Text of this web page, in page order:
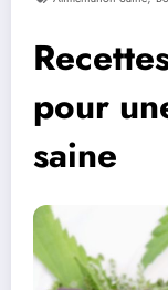
pour
saine